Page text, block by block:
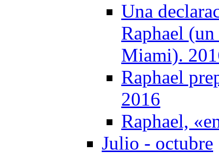
Una
Raphael
Miami).
Raphael
2016
Raphael,
Julio - octubre